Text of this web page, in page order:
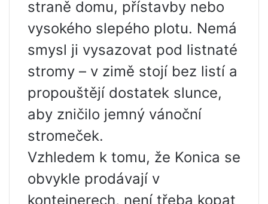
straně domu, přístavby nebo
vysokého slepého plotu. Nemá
smysl ji vysazovat pod listnaté
stromy – v zimě stojí bez listí a
propouštějí dostatek slunce,
aby zničilo jemný vánoční
stromeček.
Vzhledem k tomu, že Konica se
obvykle prodávají v
kontejnerech, není třeba kopat